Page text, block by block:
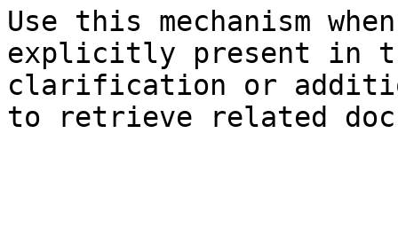
Use this mechanism
explicitly present in
clarification or